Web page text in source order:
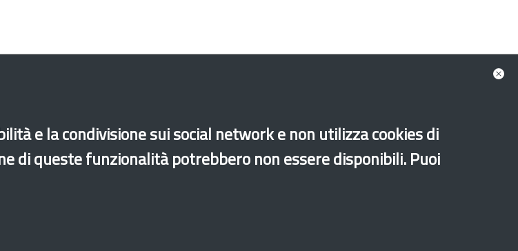
Trento Puglia Sardegna Sicilia Umbria
Valle D'Aosta
e la condivisione sui social network e non utilizza cookies di
di queste funzionalità potrebbero non essere disponibili. Puoi